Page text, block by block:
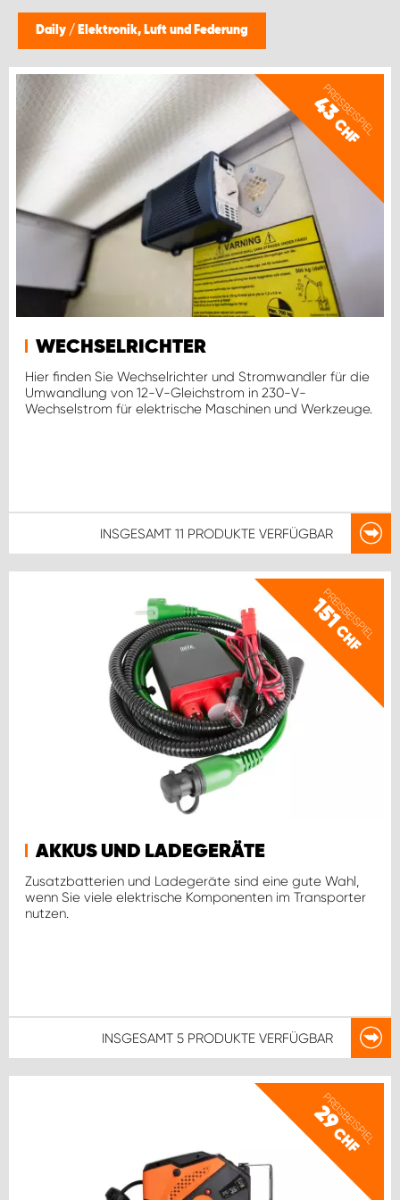
Daily / Elektronik, Luft und Federung
PREISBEISPIEL
43
CHF
WECHSELRICHTER
Hier finden Sie Wechselrichter und Stromwandler für die
Umwandlung von 12-V-Gleichstrom in 230-V-
Wechselstrom für elektrische Maschinen und Werkzeuge.
INSGESAMT 11 PRODUKTE VERFÜGBAR
PREISBEISPIEL
151
CHF
AKKUS UND LADEGERÄTE
Zusatzbatterien und Ladegeräte sind eine gute Wahl,
wenn Sie viele elektrische Komponenten im Transporter
nutzen.
INSGESAMT 5 PRODUKTE VERFÜGBAR
PREISBEISPIEL
29
CHF